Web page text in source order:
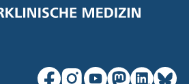
unsere Facebook-Seite
unsere Instagram-
unsere YouTube-
unsereunsere